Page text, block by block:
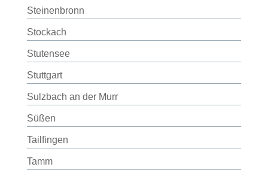
Steinenbronn
Stockach
Stutensee
Stuttgart
Sulzbach an der Murr
Süßen
Tailfingen
Tamm